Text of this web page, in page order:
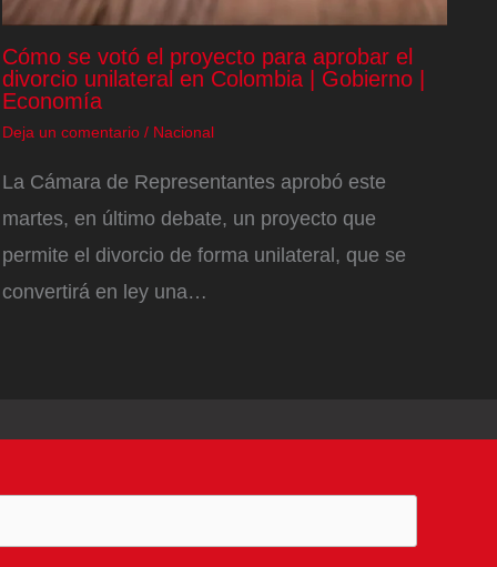
Cómo se votó el proyecto para aprobar el
divorcio unilateral en Colombia | Gobierno |
Economía
Deja un comentario / Nacional
La Cámara de Representantes aprobó este
martes, en último debate, un proyecto que
permite el divorcio de forma unilateral, que se
convertirá en ley una…